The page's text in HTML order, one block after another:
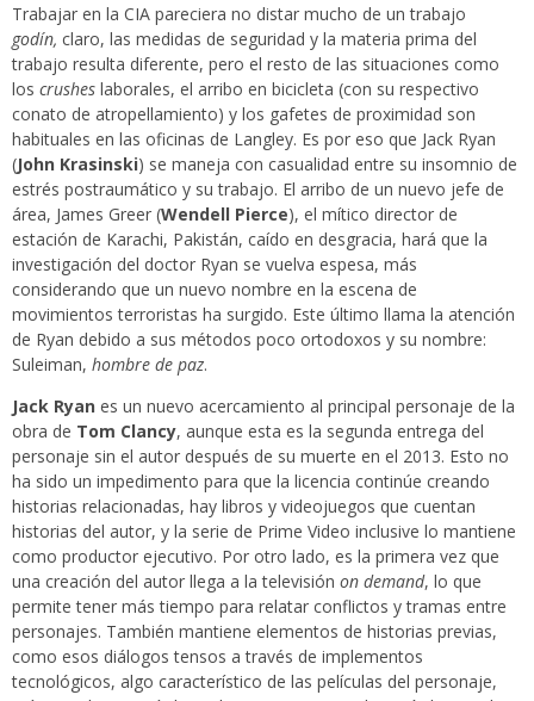
Trabajar en la CIA pareciera no distar mucho de un trabajo
godín, claro, las medidas de seguridad y la materia prima del
trabajo resulta diferente, pero el resto de las situaciones como
los crushes laborales, el arribo en bicicleta (con su respectivo
conato de atropellamiento) y los gafetes de proximidad son
habituales en las oficinas de Langley. Es por eso que Jack Ryan
(John Krasinski) se maneja con casualidad entre su insomnio de
estrés postraumático y su trabajo. El arribo de un nuevo jefe de
área, James Greer (Wendell Pierce), el mítico director de
estación de Karachi, Pakistán, caído en desgracia, hará que la
investigación del doctor Ryan se vuelva espesa, más
considerando que un nuevo nombre en la escena de
movimientos terroristas ha surgido. Este último llama la atención
de Ryan debido a sus métodos poco ortodoxos y su nombre:
Suleiman, hombre de paz.
Jack Ryan es un nuevo acercamiento al principal personaje de la
obra de Tom Clancy, aunque esta es la segunda entrega del
personaje sin el autor después de su muerte en el 2013. Esto no
ha sido un impedimento para que la licencia continúe creando
historias relacionadas, hay libros y videojuegos que cuentan
historias del autor, y la serie de Prime Video inclusive lo mantiene
como productor ejecutivo. Por otro lado, es la primera vez que
una creación del autor llega a la televisión on demand, lo que
permite tener más tiempo para relatar conflictos y tramas entre
personajes. También mantiene elementos de historias previas,
como esos diálogos tensos a través de implementos
tecnológicos, algo característico de las películas del personaje,